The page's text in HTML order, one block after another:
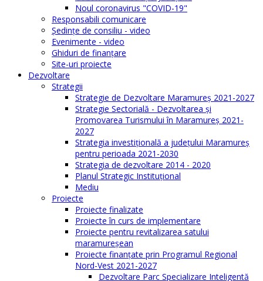
Noul coronavirus "COVID-19"
Responsabili comunicare
Şedinţe de consiliu - video
Evenimente - video
Ghiduri de finanţare
Site-uri proiecte
Dezvoltare
Strategii
Strategie de Dezvoltare Maramureș 2021-2027
Strategie Sectorială - Dezvoltarea și
Promovarea Turismului în Maramureș 2021-
2027
Strategia investiţională a județului Maramureș
pentru perioada 2021-2030
Strategia de dezvoltare 2014 - 2020
Planul Strategic Instituţional
Mediu
Proiecte
Proiecte finalizate
Proiecte în curs de implementare
Proiecte pentru revitalizarea satului
maramureşean
Proiecte finanțate prin Programul Regional
Nord-Vest 2021-2027
Dezvoltare Parc Specializare Inteligentă